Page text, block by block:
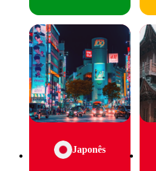
Japonês